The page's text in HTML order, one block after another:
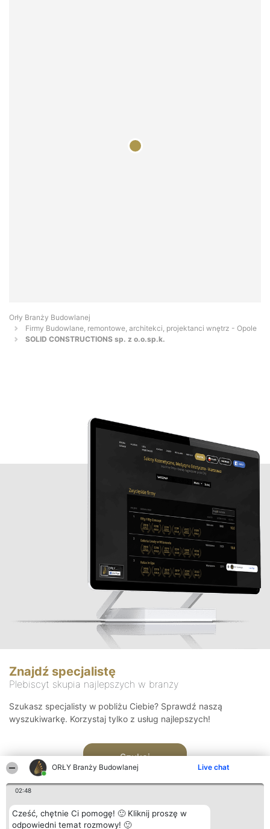
ORŁY Branży Budowlanej Live chat
02:48
Cześć, chętnie Ci pomogę! 🙂 Kliknij proszę w
odpowiedni temat rozmowy! 🙂
Orły Branży Budowlanej
Firmy Budowlane, remontowe, architekci, projektanci wnętrz - Opole
SOLID CONSTRUCTIONS sp. z o.o.sp.k.
Znajdź specjalistę
Plebiscyt skupia najlepszych w branży
Szukasz specjalisty w pobliżu Ciebie? Sprawdź naszą
wyszukiwarkę. Korzystaj tylko z usług najlepszych!
Szukaj